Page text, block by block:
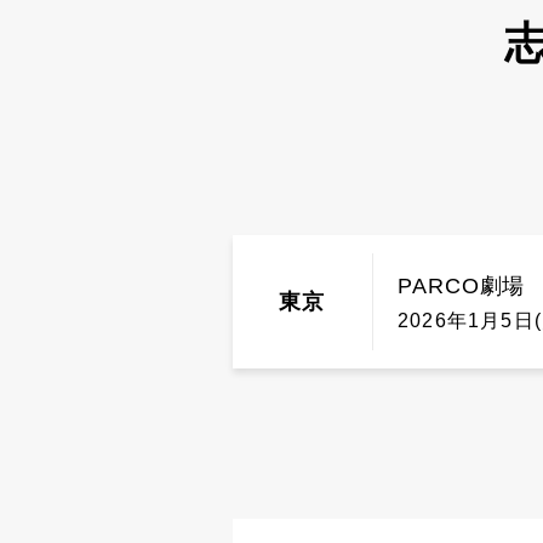
東京
PARCO劇場
2026年1月5日